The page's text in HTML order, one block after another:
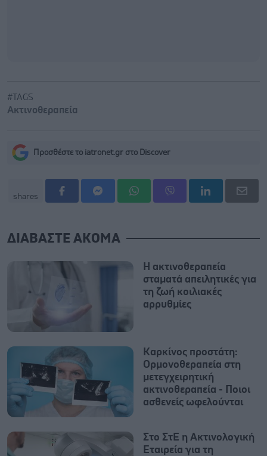
#TAGS
Ακτινοθεραπεία
Προσθέστε το iatronet.gr στο Discover
shares
ΔΙΑΒΑΣΤΕ ΑΚΟΜΑ
Η ακτινοθεραπεία
σταματά απειλητικές για
τη ζωή κοιλιακές
αρρυθμίες
Καρκίνος προστάτη:
Ορμονοθεραπεία στη
μετεγχειρητική
ακτινοθεραπεία - Ποιοι
ασθενείς ωφελούνται
Στο ΣτΕ η Ακτινολογική
Εταιρεία για τη